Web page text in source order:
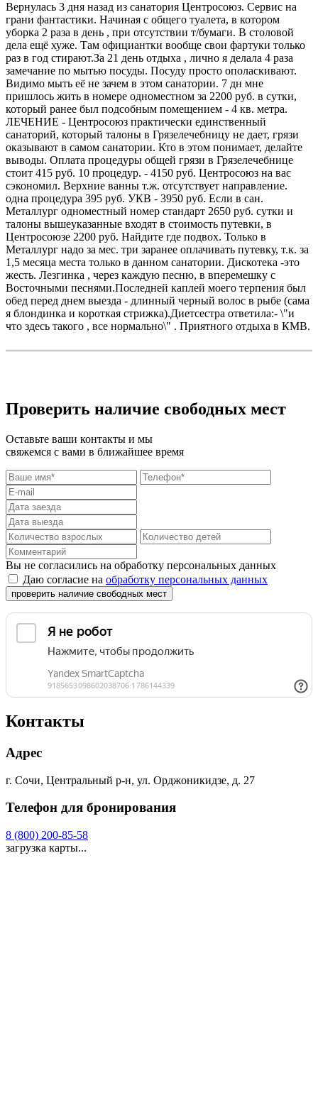
Вернулась 3 дня назад из санатория Центросоюз. Сервис на
грани фантастики. Начиная с общего туалета, в котором
уборка 2 раза в день , при отсутствии т/бумаги. В столовой
дела ещё хуже. Там официантки вообще свои фартуки только
раз в год стирают.За 21 день отдыха , лично я делала 4 раза
замечание по мытью посуды. Посуду просто ополаскивают.
Видимо мыть её не зачем в этом санатории. 7 дн мне
пришлось жить в номере одноместном за 2200 руб. в сутки,
который ранее был подсобным помещением - 4 кв. метра.
ЛЕЧЕНИЕ - Центросоюз практически единственный
санаторий, который талоны в Грязелечебницу не дает, грязи
оказывают в самом санатории. Кто в этом понимает, делайте
выводы. Оплата процедуры общей грязи в Грязелечебнице
стоит 415 руб. 10 процедур. - 4150 руб. Центросоюз на вас
сэкономил. Верхние ванны т.ж. отсутствует направление.
одна процедура 395 руб. УКВ - 3950 руб. Если в сан.
Металлург одноместный номер стандарт 2650 руб. сутки и
талоны вышеуказанные входят в стоимость путевки, в
Центросоюзе 2200 руб. Найдите где подвох. Только в
Металлург надо за мес. три заранее оплачивать путевку, т.к. за
1,5 месяца места только в данном санатории. Дискотека -это
жесть. Лезгинка , через каждую песню, в вперемешку с
Восточными песнями.Последней каплей моего терпения был
обед перед днем выезда - длинный черный волос в рыбе (сама
я блондинка и короткая стрижка).Диетсестра ответила:- \"и
что здесь такого , все нормально\" . Приятного отдыха в КМВ.
Проверить наличие свободных мест
Оставьте ваши контакты и мы
свяжемся с вами в ближайшее время
Вы не согласились на обработку персональных данных
Даю согласие на обработку персональных данных
проверить наличие свободных мест
Контакты
Адрес
г. Сочи, Центральный р-н, ул. Орджоникидзе, д. 27
Телефон для бронирования
8 (800) 200-85-58
загрузка карты...